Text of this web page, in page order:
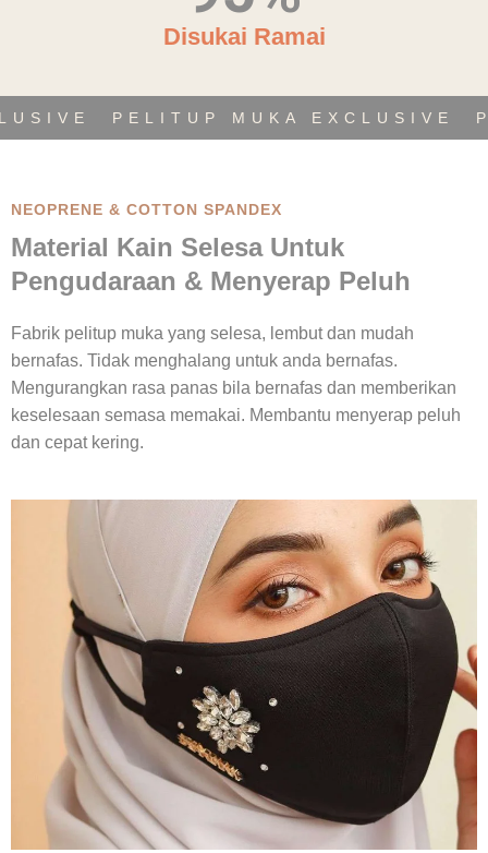
Disukai Ramai
PELITUP MUKA EXCLUSIVE
NEOPRENE & COTTON SPANDEX
Material Kain Selesa Untuk
Pengudaraan & Menyerap Peluh
Fabrik pelitup muka yang selesa, lembut dan mudah
bernafas. Tidak menghalang untuk anda bernafas.
Mengurangkan rasa panas bila bernafas dan memberikan
keselesaan semasa memakai. Membantu menyerap peluh
dan cepat kering.